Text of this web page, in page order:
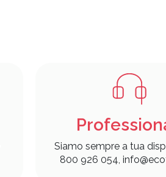
Siamo sempre a tua
800 926 054,